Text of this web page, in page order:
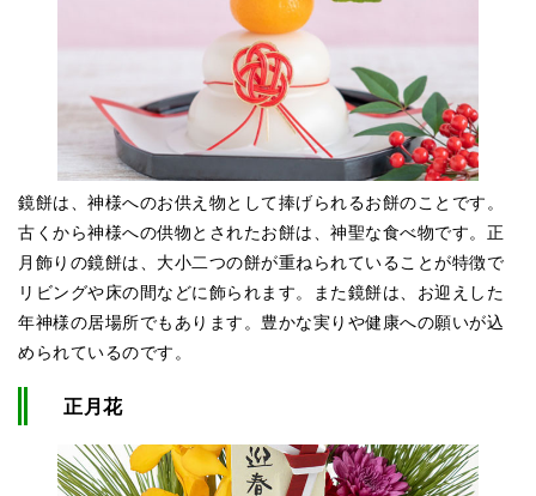
鏡餅は、神様へのお供え物として捧げられるお餅のことです。
古くから神様への供物とされたお餅は、神聖な食べ物です。正
月飾りの鏡餅は、大小二つの餅が重ねられていることが特徴で
リビングや床の間などに飾られます。また鏡餅は、お迎えした
年神様の居場所でもあります。豊かな実りや健康への願いが込
められているのです。
正月花